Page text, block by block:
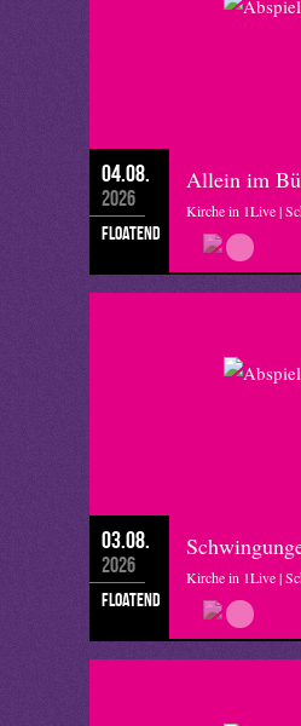
04.08.
2026
floatend
Allein im
Kirche in 1Live |
03.08.
2026
floatend
Kirche in 1Live |